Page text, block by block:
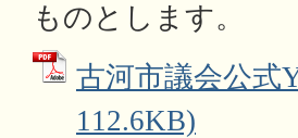
ものとします。
古河市議会公式
112.6KB)